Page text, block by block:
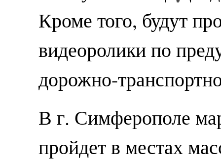
Кроме того, будут
видеоролики по
дорожно-
В г. Симферополе
пройдет в местах